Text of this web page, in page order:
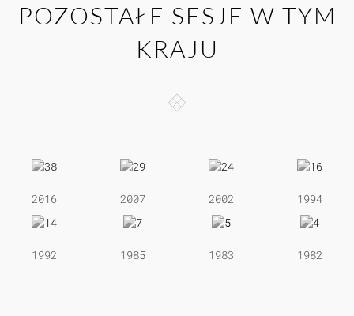
POZOSTAŁE SESJE W TYM
KRAJU
2016 2007 2002 1994
1992 1985 1983 1982